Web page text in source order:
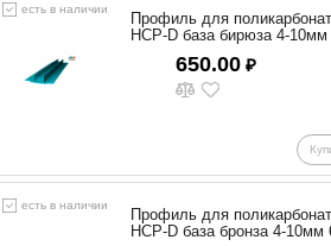
есть в наличии
Профиль для
HCP-D база бирюза 4-
650.00 ₽
есть в наличии
Профиль для
HCP-D база бронза 4-10мм